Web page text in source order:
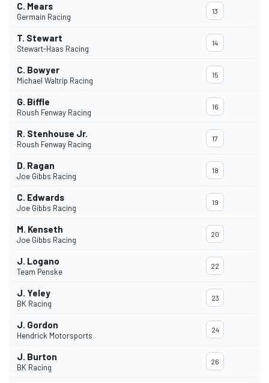
C. Mears
Germain Racing
13
T. Stewart
Stewart-Haas Racing
14
C. Bowyer
Michael Waltrip Racing
15
G. Biffle
Roush Fenway Racing
16
R. Stenhouse Jr.
Roush Fenway Racing
17
D. Ragan
Joe Gibbs Racing
18
C. Edwards
Joe Gibbs Racing
19
M. Kenseth
Joe Gibbs Racing
20
J. Logano
Team Penske
22
J. Yeley
BK Racing
23
J. Gordon
Hendrick Motorsports
24
J. Burton
BK Racing
26